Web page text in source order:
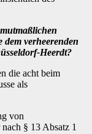
verheerenden
Heerdt?
die acht beim
als
von
§ 13 Absatz 1